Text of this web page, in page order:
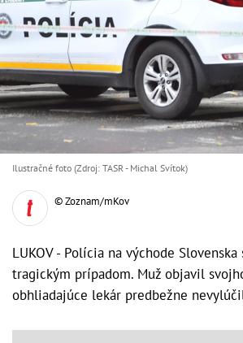
Ilustračné foto (Zdroj: TASR - Michal Svítok)
© Zoznam/mKov
LUKOV - Polícia na východe Slovenska
tragickým prípadom. Muž objavil
obhliadajúce lekár predbežne